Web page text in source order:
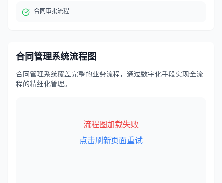
合同审批流程
合同管理系统流程图
合同管理系统覆盖完整的业务流程，通过数字化手段实现全流
程的精细化管理。
流程图加载失败
点击刷新页面重试